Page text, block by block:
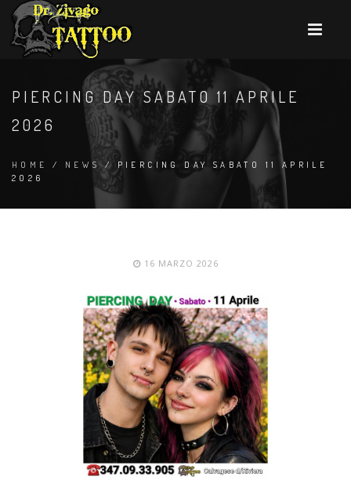
PIERCING DAY SABATO 11 APRILE
2026
HOME / NEWS/ PIERCING DAY SABATO 11 APRILE
2026
16 MARZO 2026